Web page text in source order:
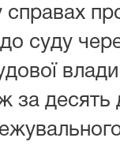
справах
суду
за десять